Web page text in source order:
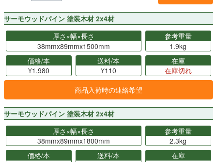
サーモウッドパイン 塗装木材 2x4材
厚さ×幅×長さ
38mmx89mmx1500mm
参考重量
1.9kg
価格/本
¥1,980
送料/本
¥110
在庫
在庫切れ
商品入荷時の連絡希望
サーモウッドパイン 塗装木材 2x4材
厚さ×幅×長さ
38mmx89mmx1800mm
参考重量
2.3kg
価格/本
送料/本
在庫